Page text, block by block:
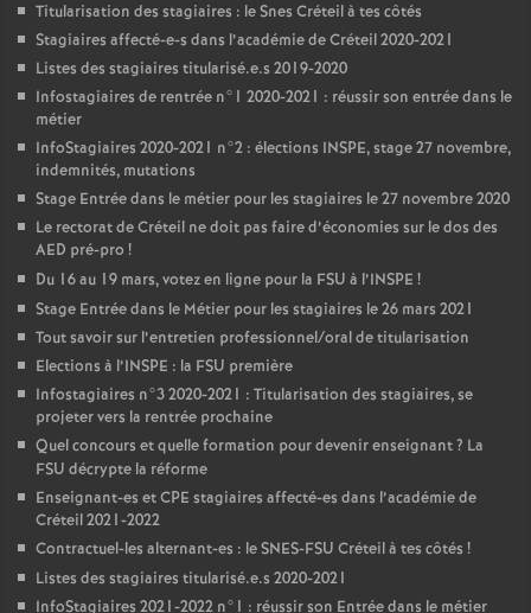
Titularisation des stagiaires : le Snes Créteil à tes côtés
Stagiaires affecté-e-s dans l’académie de Créteil 2020-2021
Listes des stagiaires titularisé.e.s 2019-2020
Infostagiaires de rentrée n°1 2020-2021 : réussir son entrée dans le
métier
InfoStagiaires 2020-2021 n°2 : élections INSPE, stage 27 novembre,
indemnités, mutations
Stage Entrée dans le métier pour les stagiaires le 27 novembre 2020
Le rectorat de Créteil ne doit pas faire d’économies sur le dos des
AED pré-pro !
Du 16 au 19 mars, votez en ligne pour la FSU à l’INSPE !
Stage Entrée dans le Métier pour les stagiaires le 26 mars 2021
Tout savoir sur l’entretien professionnel/oral de titularisation
Elections à l’INSPE : la FSU première
Infostagiaires n°3 2020-2021 : Titularisation des stagiaires, se
projeter vers la rentrée prochaine
Quel concours et quelle formation pour devenir enseignant? La
FSU décrypte la réforme
Enseignant-es etCPE stagiaires affecté-es dans l’académie de
Créteil 2021-2022
Contractuel-les alternant-es : leSNES-FSU Créteil à tes côtés !
Listes des stagiaires titularisé.e.s 2020-2021
InfoStagiaires 2021-2022 n°1 : réussir son Entrée dans le métier